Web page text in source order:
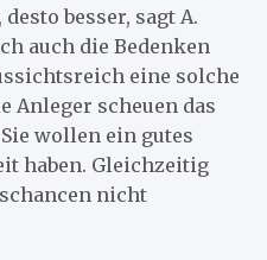
besser, sagt A.
auch die Bedenken
eine solche
Anleger scheuen das
wollen ein gutes
haben. Gleichzeitig
nicht